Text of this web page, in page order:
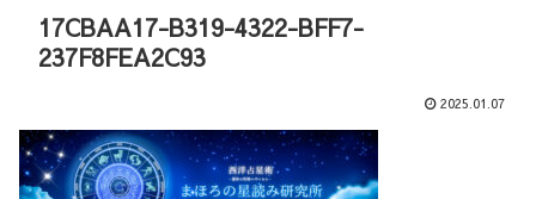
17CBAA17-B319-4322-BFF7-
237F8FEA2C93
2025.01.07